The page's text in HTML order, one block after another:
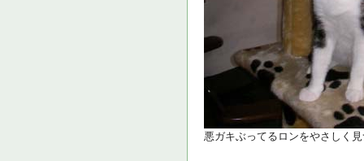
悪ガキぶってるロンをやさしく